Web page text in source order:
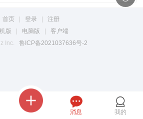
首页 登录
注册
版
电脑版
客户端
Inc.
鲁ICP备2021037636号-2
消息 我的